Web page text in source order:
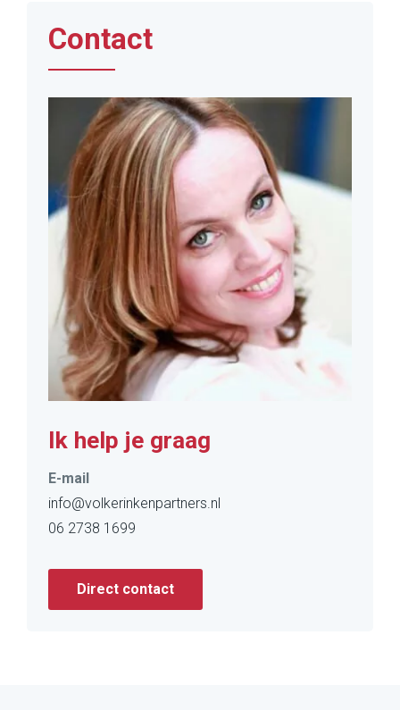
Contact
Ik help je graag
E-mail
info@volkerinkenpartners.nl
06 2738 1699
Direct contact